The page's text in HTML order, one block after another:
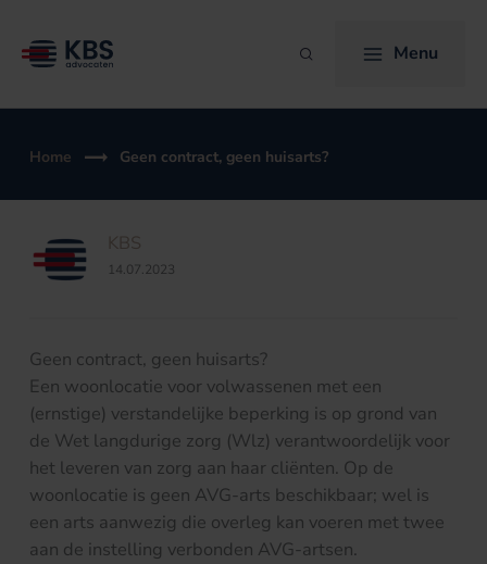
naar
Zoeken Menu
Home Geen contract, geen huisarts?
KBS
14.07.2023
Geen contract, geen huisarts?
Een woonlocatie voor volwassenen met een
(ernstige) verstandelijke beperking is op grond van
de Wet langdurige zorg (Wlz) verantwoordelijk voor
het leveren van zorg aan haar cliënten. Op de
woonlocatie is geen AVG-arts beschikbaar; wel is
een arts aanwezig die overleg kan voeren met twee
aan de instelling verbonden AVG-artsen.